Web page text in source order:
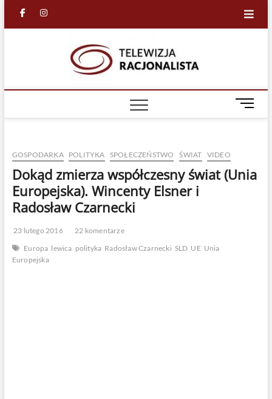
facebook
in
M
e
u
t
GOSPODARKA POLITYKA SPOŁECZEŃSTWO ŚWIAT VIDEO
Dokąd zmierza współczesny świat (Unia
Europejska). Wincenty Elsner i
Radosław Czarnecki
23 lutego 2016
22 komentarze
Europa lewica polityka Radosław Czarnecki SLD UE Unia
Europejska